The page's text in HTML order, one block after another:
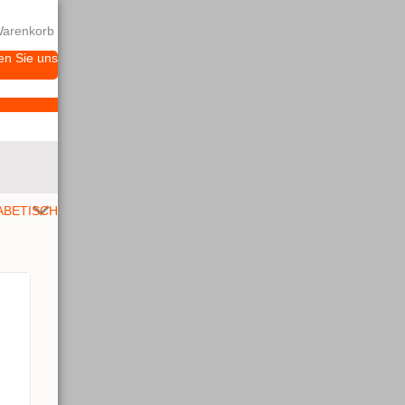
Sie uns